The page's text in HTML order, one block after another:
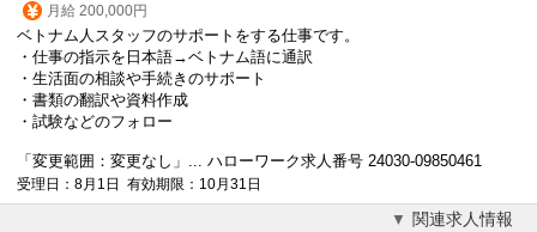
月給 200,000円
ベトナム人スタッフのサポートをする仕事です。
・仕事の指示を日本語→ベトナム語に通訳
・生活面の相談や手続きのサポート
・書類の翻訳や資料作成
・試験などのフォロー
「変更範囲：変更なし」... ハローワーク求人番号 24030-09850461
受理日：8月1日 有効期限：10月31日
関連求人情報